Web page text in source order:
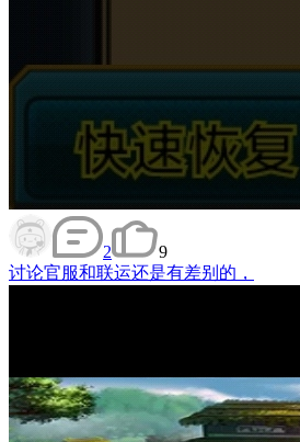
2
9
讨论官服和联运还是有差别的，